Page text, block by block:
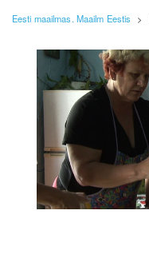
Eesti maailmas. Maailm Eestis >